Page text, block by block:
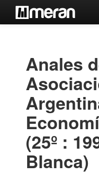
Estantes Virtuales
Contacto
Iniciar sesión
Anales
(25º :
Blanca)